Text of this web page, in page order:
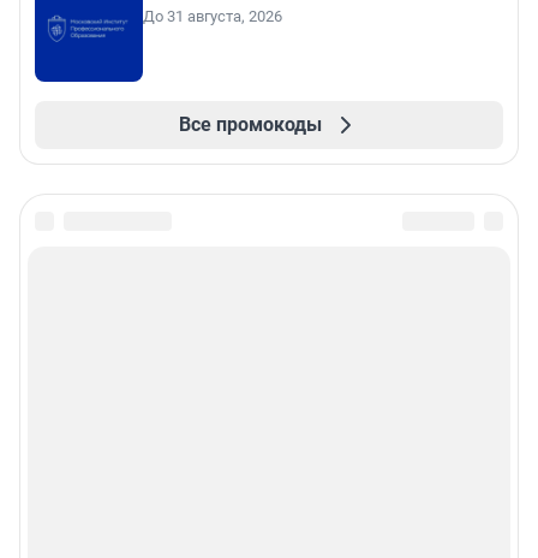
До 31 августа, 2026
Все промокоды